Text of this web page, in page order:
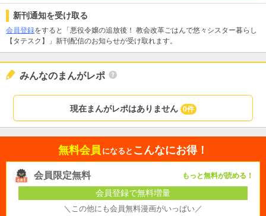
新刊通知を受け取る
会員登録をすると「悪役令嬢の追放後！ 教会改革ごはんで悠々シスター暮らし
【タテスク】」新刊配信のお知らせが受け取れます。
みんなのまんがレポ
現在まんがレポはありません 0件
無料会員 になると こんなにお得！
会員限定無料 もっと無料が読める！
会員登録で無料増量
＼この他にも会員無料漫画がいっぱい／